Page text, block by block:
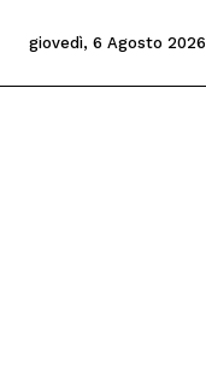
giovedì, 6 Agosto 2026